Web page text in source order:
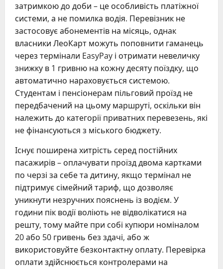
затримкою до доби – це особливість платіжної
системи, а не помилка водія. Перевізник не
застосовує абонементів на місяць, однак
власники ЛеоКарт можуть поповнити гаманець
через термінали EasyPay і отримати невеличку
знижку в 1 гривню на кожну десяту поїздку, що
автоматично нараховується системою.
Студентам і пенсіонерам пільговий проїзд не
передбачений на цьому маршруті, оскільки він
належить до категорії приватних перевезень, які
не фінансуються з міського бюджету.
Існує поширена хитрість серед постійних
пасажирів – оплачувати проїзд двома картками
по черзі за себе та дитину, якщо термінал не
підтримує сімейний тариф, що дозволяє
уникнути незручних пояснень із водієм. У
години пік водії воліють не відволікатися на
решту, тому майте при собі купюри номіналом
20 або 50 гривень без здачі, або ж
використовуйте безконтактну оплату. Перевірка
оплати здійснюється контролерами на